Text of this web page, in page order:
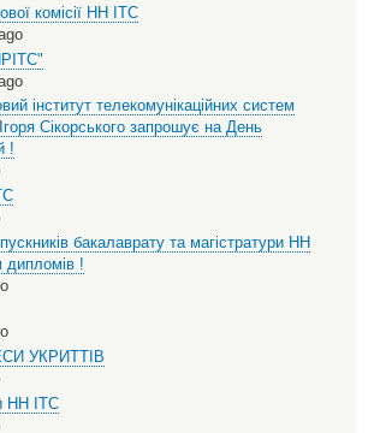
комісії НН ІТС
інститут телекомунікаційних систем
Сікорського запрошує на День
!
бакалаврату та магістратури НН
дипломів !
УКРИТТІВ
НН ІТС